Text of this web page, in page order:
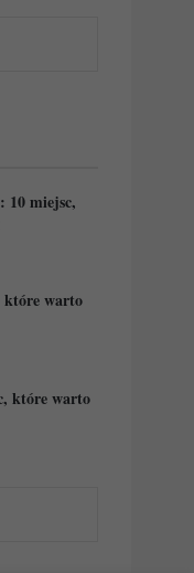
10 miejsc,
które warto
które warto